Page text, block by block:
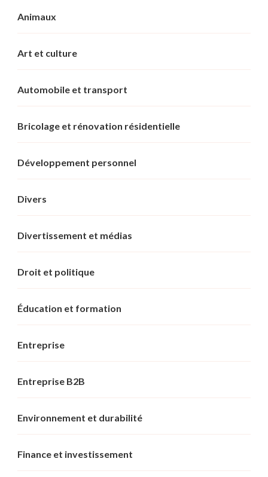
Animaux
Art et culture
Automobile et transport
Bricolage et rénovation résidentielle
Développement personnel
Divers
Divertissement et médias
Droit et politique
Éducation et formation
Entreprise
Entreprise B2B
Environnement et durabilité
Finance et investissement